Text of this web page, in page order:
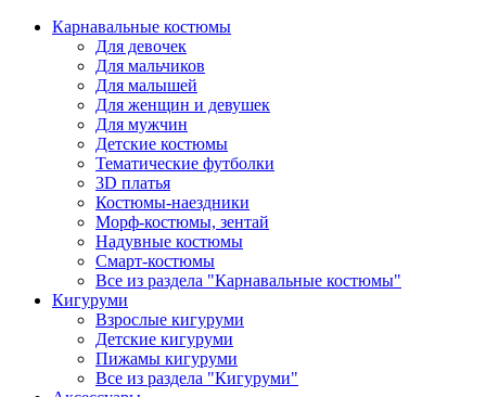
Карнавальные костюмы
Для девочек
Для мальчиков
Для малышей
Для женщин и девушек
Для мужчин
Детские костюмы
Тематические футболки
3D платья
Костюмы-наездники
Морф-костюмы, зентай
Надувные костюмы
Смарт-костюмы
Все из раздела "Карнавальные костюмы"
Кигуруми
Взрослые кигуруми
Детские кигуруми
Пижамы кигуруми
Все из раздела "Кигуруми"